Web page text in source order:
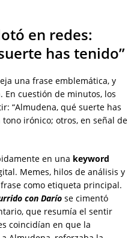
en redes:
has tenido”
una frase emblemática, y
En cuestión de minutos, los
“Almudena, qué suerte has
irónico; otros, en señal de
en una keyword
Memes, hilos de análisis y
como etiqueta principal.
con Darío se cimentó
que resumía el sentir
coincidían en que la